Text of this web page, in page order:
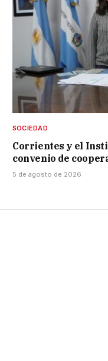
SOCIEDAD
Corrientes y el
convenio de
5 de agosto de 2026